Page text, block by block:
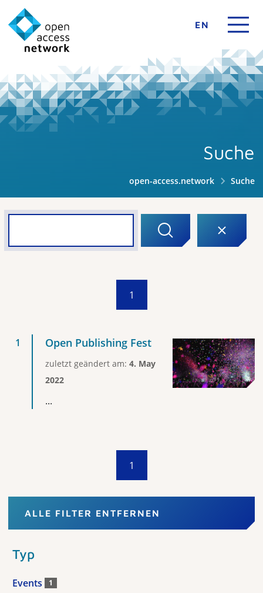
EN
Suche
open-access.network Suche
1
Open Publishing Fest
zuletzt geändert am: 4. May
2022
...
1
ALLE FILTER ENTFERNEN
Typ
Events 1